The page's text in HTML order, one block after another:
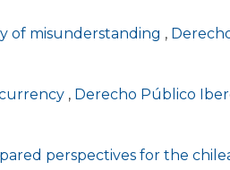
of misunderstanding ,
, Derecho Público
perspectives for the